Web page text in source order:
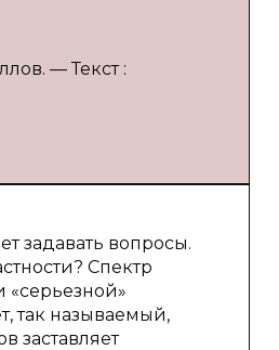
— Текст :
задавать вопросы.
Спектр
«серьезной»
так называемый,
заставляет